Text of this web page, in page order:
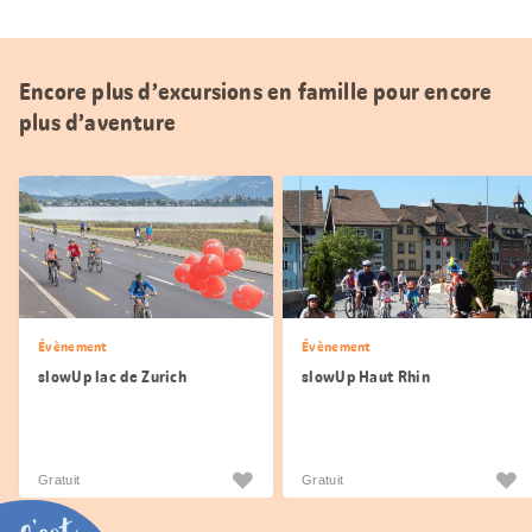
Encore plus d’excursions en famille pour encore
plus d’aventure
Évènement
slowUp lac de Zurich
Gratuit
Évènement
slowUp Haut Rhin
Gratuit